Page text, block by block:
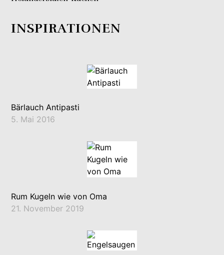
INSPIRATIONEN
Bärlauch Antipasti
5. Mai 2016
Rum Kugeln wie von Oma
21. November 2019